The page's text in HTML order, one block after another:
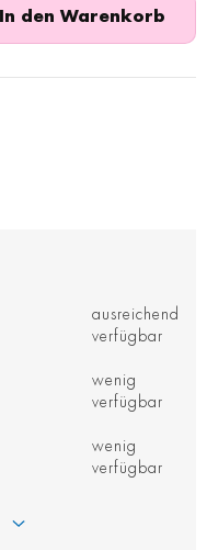
In den Warenkorb
ausreichend
verfügbar
wenig
verfügbar
wenig
verfügbar